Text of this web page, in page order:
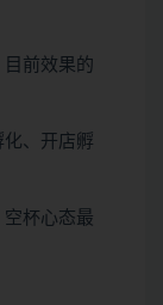
前效果的
、开店孵
杯心态最